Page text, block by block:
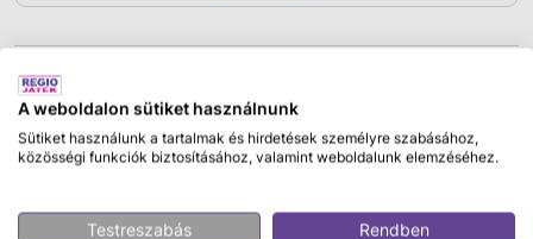
Leírás
Készítsd el kedvenc nyalánkságaidat saját sütikészítő
üzemedben! Ezzel a süteménykészítő szettel a
saját sütiüzemedet! A színes gyurma játék minden
A weboldalon sütiket használnunk
Sütiket használunk a tartalmak és hirdetések személyre szabásához,
közösségi funkciók biztosításához, valamint weboldalunk elemzéséhez.
Testreszabás Rendben